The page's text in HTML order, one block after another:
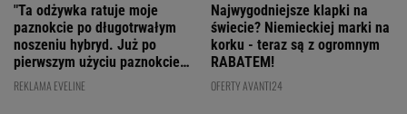
"Ta odżywka ratuje moje
paznokcie po długotrwałym
noszeniu hybryd. Już po
pierwszym użyciu paznokcie
są utwardzone"
REKLAMA EVELINE
Najwygodniejsze klapki na
świecie? Niemieckiej marki na
korku - teraz są z ogromnym
RABATEM!
OFERTY AVANTI24